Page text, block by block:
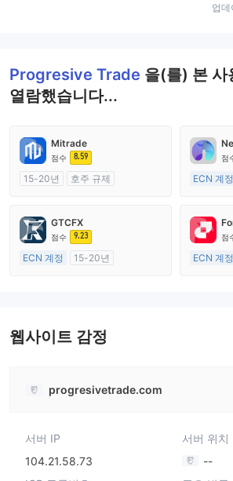
업데
Progresive Trade 을(를) 본 사
열람했습니다...
Mitrade
점수 8.59
15-20년
호주 규제
자체 연구개발
점
ECN 계정
외환 거
마스터
GTCFX
점수 9.23
ECN 계정
15-20년
점
ECN 계정
웹사이트 감정
progresivetrade.com
서버 IP
104.21.58.73
서버 위치
--